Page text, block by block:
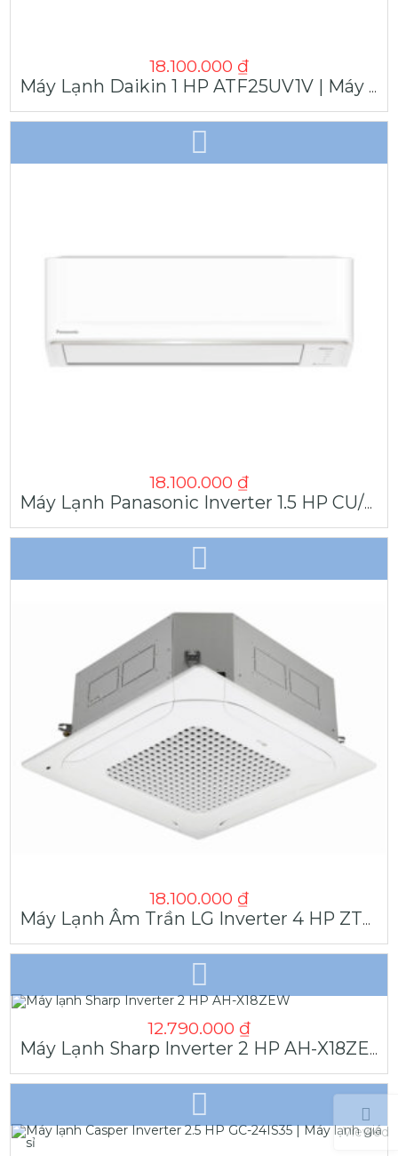
18.100.000 ₫
Máy Lạnh Daikin 1 HP ATF25UV1V | Máy Lạnh Giá Sỉ
18.100.000 ₫
Máy Lạnh Panasonic Inverter 1.5 HP CU/CS-PU12AKH-8 | Máy Lạnh Giá Sỉ
18.100.000 ₫
Máy Lạnh Âm Trần LG Inverter 4 HP ZTNQ36GNLA0 Chính Hãng
12.790.000 ₫
Máy Lạnh Sharp Inverter 2 HP AH-X18ZEW
Viewed